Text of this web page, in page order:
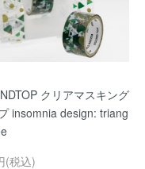
クリアマスキング
insomnia design: triang
(税込)